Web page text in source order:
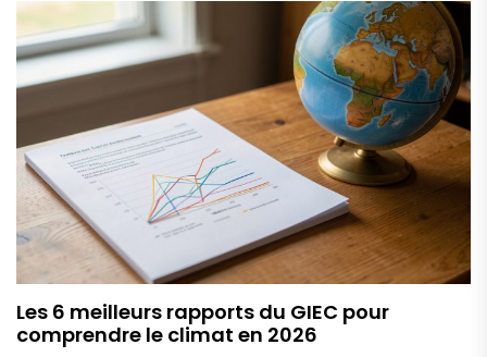
Les 6 meilleurs rapports du GIEC pour
comprendre le climat en 2026